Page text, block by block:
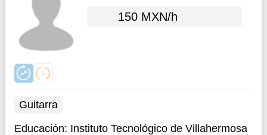
150 MXN/h
Guitarra
Educación: Instituto Tecnológico de Villahermosa